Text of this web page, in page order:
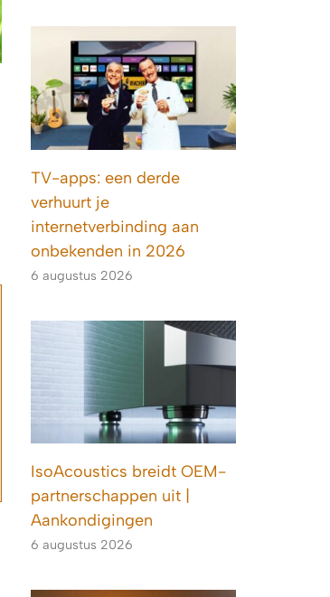
TV-apps: een derde
verhuurt je
internetverbinding aan
onbekenden in 2026
6 augustus 2026
IsoAcoustics breidt OEM-
partnerschappen uit |
Aankondigingen
6 augustus 2026